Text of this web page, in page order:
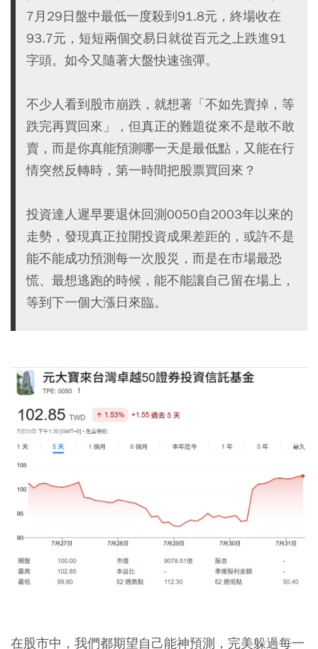
7月29日盤中最低一度殺到91.8元，終場收在
93.7元，短短兩個交易日就從百元之上跌進91
字頭。如今又隨著大盤快速強彈。
不少人看到股市崩跌，就想著「不如先賣掉，等
跌完再買回來」，但真正的難題從來不是敢不敢
賣，而是你真能預測哪一天是最低點，又能在行
情突然反轉時，第一時間把股票買回來？
投資達人遲早要退休回測0050自2003年以來的
走勢，發現真正拉開投資成果差距的，或許不是
能不能成功預測每一次股災，而是在市場最恐
慌、最想逃跑的時候，能不能讓自己留在場上，
等到下一個大漲日來臨。
在股市中，我們都期望自己能神預測，完美躲過每一